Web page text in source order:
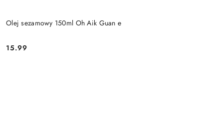
Olej sezamowy 150ml Oh Aik Guan e
Cena:
15.99